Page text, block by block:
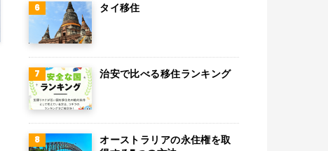
タイ移住
治安で比べる移住ランキング
オーストラリアの永住権を取